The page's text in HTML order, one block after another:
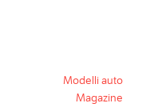
Modelli auto
Magazine